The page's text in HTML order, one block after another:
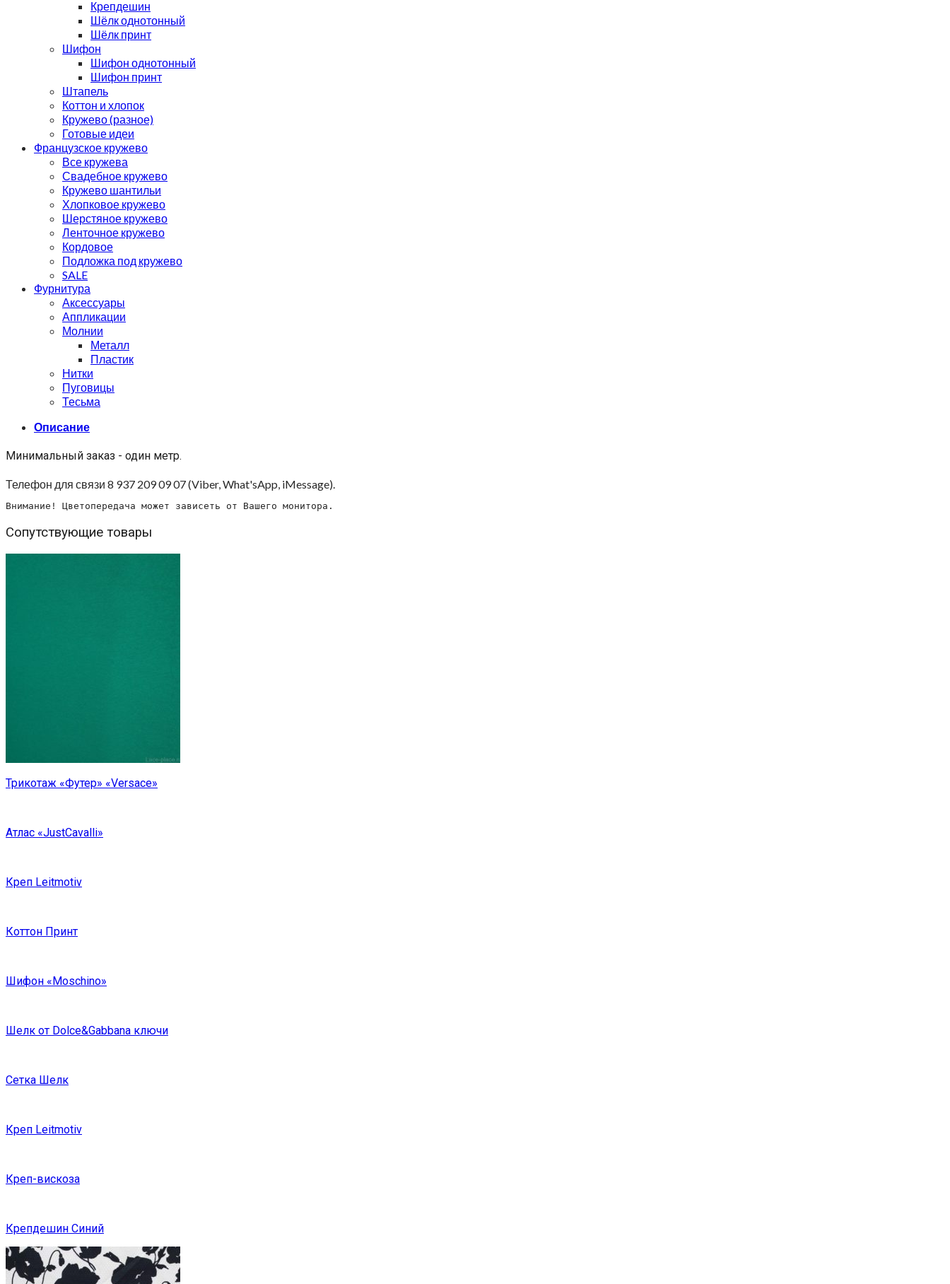
Крепдешин
Шёлк однотонный
Шёлк принт
Шифон
Шифон однотонный
Шифон принт
Штапель
Коттон и хлопок
Кружево (разное)
Готовые идеи
Французское кружево
Все кружева
Свадебное кружево
Кружево шантильи
Хлопковое кружево
Шерстяное кружево
Ленточное кружево
Кордовое
Подложка под кружево
SALE
Фурнитура
Аксессуары
Аппликации
Молнии
Металл
Пластик
Нитки
Пуговицы
Тесьма
Описание
Минимальный заказ - один метр.
Телефон для связи 8 937 209 09 07 (Viber, What'sApp, iMessage).
Внимание! Цветопередача может зависеть от Вашего монитора.
Сопутствующие товары
Трикотаж «Футер» «Versace»
Атлас «JustCavalli»
Креп Leitmotiv
Коттон Принт
Шифон «Moschino»
Шелк от Dolce&Gabbana ключи
Сетка Шелк
Креп Leitmotiv
Креп-вискоза
Крепдешин Синий